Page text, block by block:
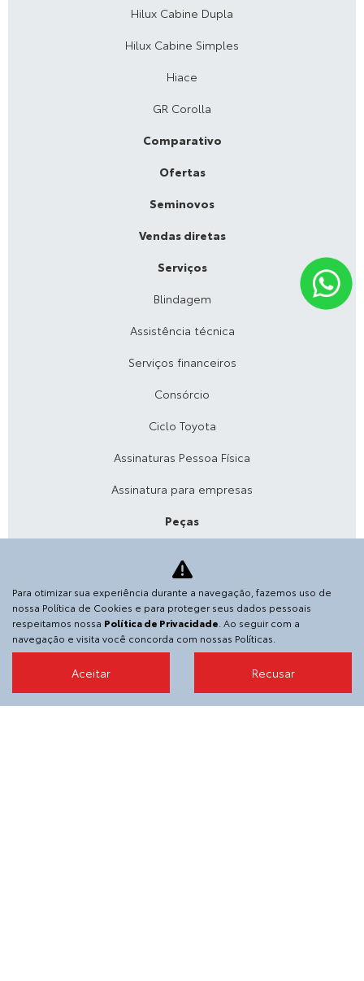
Hilux Cabine Dupla
Hilux Cabine Simples
Hiace
GR Corolla
Comparativo
Ofertas
Seminovos
Vendas diretas
Serviços
Blindagem
Assistência técnica
Serviços financeiros
Consórcio
Ciclo Toyota
Assinaturas Pessoa Física
Assinatura para empresas
Peças
Agende sua revisão
A SGA Toyota
Sobre
Para otimizar sua experiência durante a navegação, fazemos uso de
nossa Política de Cookies e para proteger seus dados pessoais
respeitamos nossa Política de Privacidade . Ao seguir com a
navegação e visita você concorda com nossas Políticas.
Aceitar Recusar